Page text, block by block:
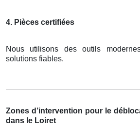
4. Pièces certifiées
Nous utilisons des outils
solutions fiables.
Zones d’intervention pour le
dans le Loiret